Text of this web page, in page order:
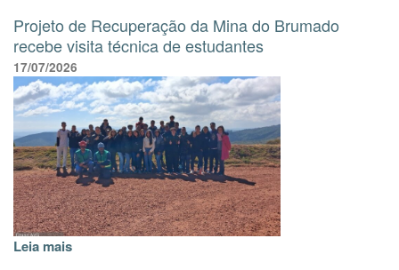
Projeto de Recuperação da Mina do Brumado
recebe visita técnica de estudantes
17/07/2026
Leia mais